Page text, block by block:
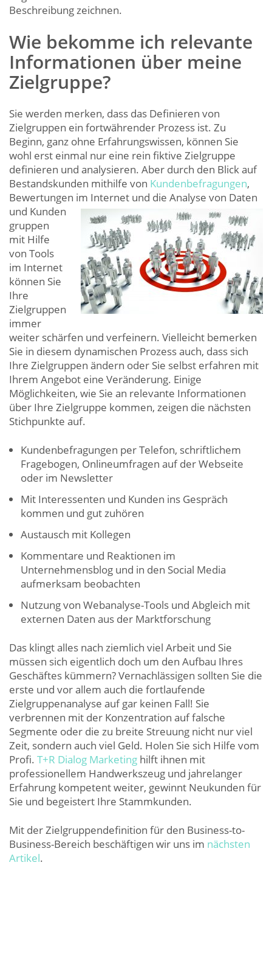
Beschreibung zeichnen.
Wie bekomme ich relevante
Informationen über meine
Zielgruppe?
Sie werden merken, dass das Definieren von
Zielgruppen ein fortwährender Prozess ist. Zu
Beginn, ganz ohne Erfahrungswissen, können Sie
wohl erst einmal nur eine rein fiktive Zielgruppe
definieren und analysieren. Aber durch den Blick auf
Bestandskunden mithilfe von Kundenbefragungen,
Bewertungen im Internet und die Analyse von Daten
und Kunden
gruppen
mit Hilfe
von Tools
im Internet
können Sie
Ihre
Zielgruppen
immer
weiter schärfen und verfeinern. Vielleicht bemerken
Sie in diesem dynamischen Prozess auch, dass sich
Ihre Zielgruppen ändern oder Sie selbst erfahren mit
Ihrem Angebot eine Veränderung. Einige
Möglichkeiten, wie Sie an relevante Informationen
über Ihre Zielgruppe kommen, zeigen die nächsten
Stichpunkte auf.
Kundenbefragungen per Telefon, schriftlichem
Fragebogen, Onlineumfragen auf der Webseite
oder im Newsletter
Mit Interessenten und Kunden ins Gespräch
kommen und gut zuhören
Austausch mit Kollegen
Kommentare und Reaktionen im
Unternehmensblog und in den Social Media
aufmerksam beobachten
Nutzung von Webanalyse-Tools und Abgleich mit
externen Daten aus der Marktforschung
Das klingt alles nach ziemlich viel Arbeit und Sie
müssen sich eigentlich doch um den Aufbau Ihres
Geschäftes kümmern? Vernachlässigen sollten Sie die
erste und vor allem auch die fortlaufende
Zielgruppenanalyse auf gar keinen Fall! Sie
verbrennen mit der Konzentration auf falsche
Segmente oder die zu breite Streuung nicht nur viel
Zeit, sondern auch viel Geld. Holen Sie sich Hilfe vom
Profi. T+R Dialog Marketing hilft ihnen mit
professionellem Handwerkszeug und jahrelanger
Erfahrung kompetent weiter, gewinnt Neukunden für
Sie und begeistert Ihre Stammkunden.
Mit der Zielgruppendefinition für den Business-to-
Business-Bereich beschäftigen wir uns im nächsten
Artikel.